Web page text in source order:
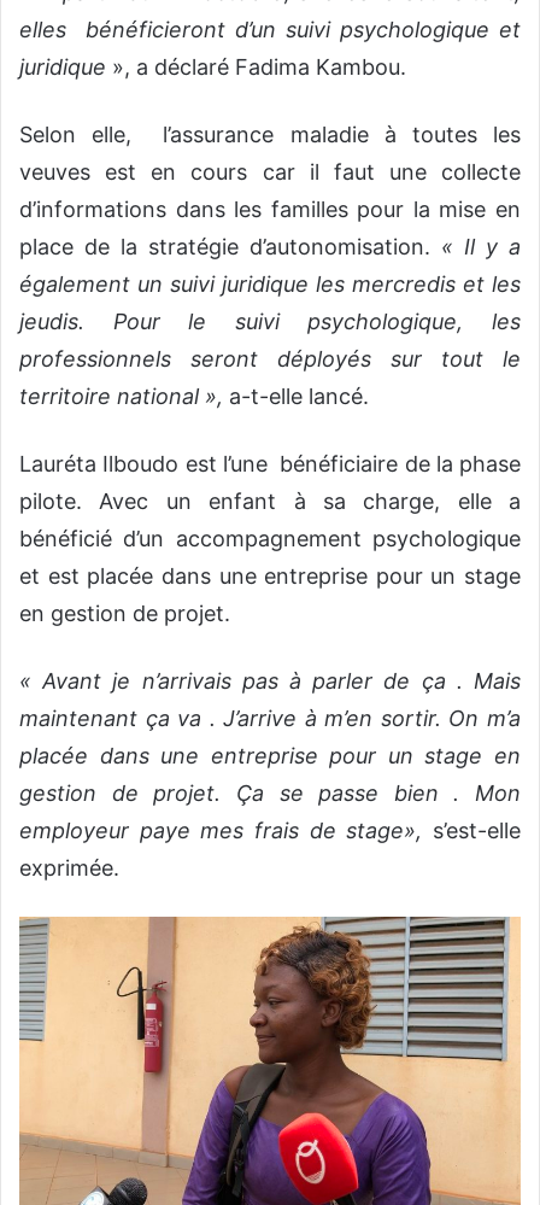
elles bénéficieront d’un suivi psychologique et
juridique », a déclaré Fadima Kambou.
Selon elle, l’assurance maladie à toutes les
veuves est en cours car il faut une collecte
d’informations dans les familles pour la mise en
place de la stratégie d’autonomisation. « Il y a
également un suivi juridique les mercredis et les
jeudis. Pour le suivi psychologique, les
professionnels seront déployés sur tout le
territoire national », a-t-elle lancé.
Lauréta Ilboudo est l’une bénéficiaire de la phase
pilote. Avec un enfant à sa charge, elle a
bénéficié d’un accompagnement psychologique
et est placée dans une entreprise pour un stage
en gestion de projet.
« Avant je n’arrivais pas à parler de ça . Mais
maintenant ça va . J’arrive à m’en sortir. On m’a
placée dans une entreprise pour un stage en
gestion de projet. Ça se passe bien . Mon
employeur paye mes frais de stage», s’est-elle
exprimée.